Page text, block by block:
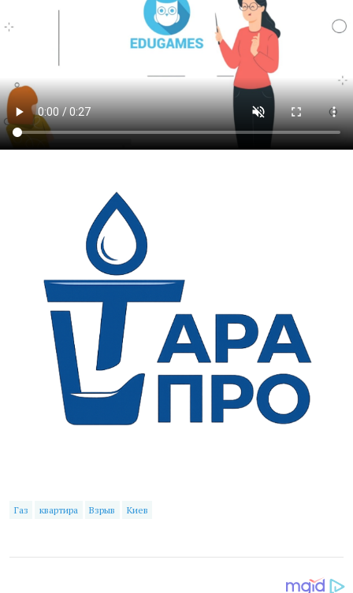
Газ квартира Взрыв Киев